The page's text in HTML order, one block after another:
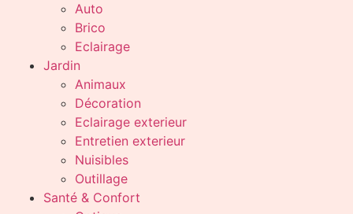
Auto
Brico
Eclairage
Jardin
Animaux
Décoration
Eclairage exterieur
Entretien exterieur
Nuisibles
Outillage
Santé & Confort